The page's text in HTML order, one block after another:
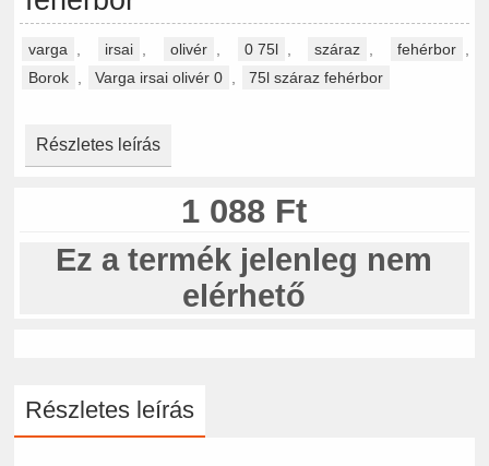
varga irsai olivér 0 75l száraz fehérbor
Borok
Varga irsai olivér 0 75l száraz fehérbor
Részletes leírás
1 088 Ft
Ez a termék jelenleg nem
elérhető
Részletes leírás